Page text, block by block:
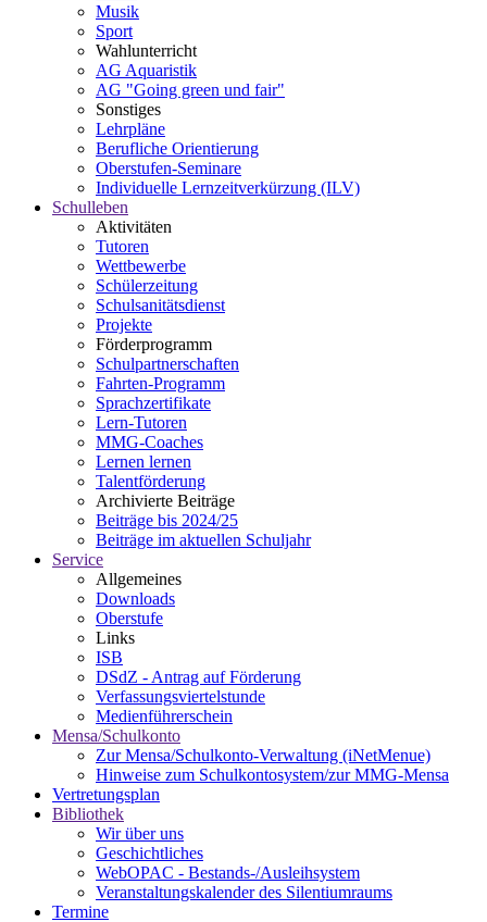
Musik
Sport
Wahlunterricht
AG Aquaristik
AG "Going green und fair"
Sonstiges
Lehrpläne
Berufliche Orientierung
Oberstufen-Seminare
Individuelle Lernzeitverkürzung (ILV)
Schulleben
Aktivitäten
Tutoren
Wettbewerbe
Schülerzeitung
Schulsanitätsdienst
Projekte
Förderprogramm
Schulpartnerschaften
Fahrten-Programm
Sprachzertifikate
Lern-Tutoren
MMG-Coaches
Lernen lernen
Talentförderung
Archivierte Beiträge
Beiträge bis 2024/25
Beiträge im aktuellen Schuljahr
Service
Allgemeines
Downloads
Oberstufe
Links
ISB
DSdZ - Antrag auf Förderung
Verfassungsviertelstunde
Medienführerschein
Mensa/Schulkonto
Zur Mensa/Schulkonto-Verwaltung (iNetMenue)
Hinweise zum Schulkontosystem/zur MMG-Mensa
Vertretungsplan
Bibliothek
Wir über uns
Geschichtliches
WebOPAC - Bestands-/Ausleihsystem
Veranstaltungskalender des Silentiumraums
Termine